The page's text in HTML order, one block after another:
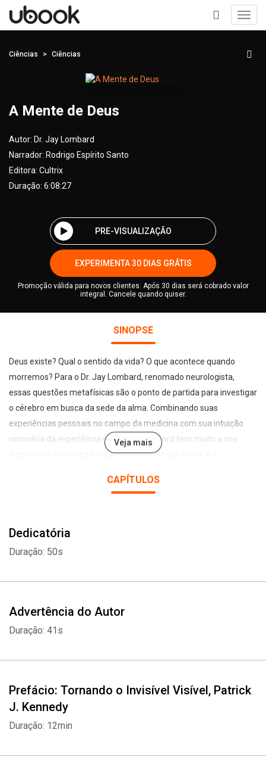
+
Ciências Ciências
A Mente de Deus
Autor: Dr. Jay Lombard
Narrador: Rodrigo Espírito Santo
Editora: Cultrix
Duração: 6:08:27
PRE-VISUALIZAÇÃO
EXPERIMENTA 30 DIAS GRÁTIS
Promoção válida para novos clientes. Após 30 dias será cobrado valor
integral. Cancele quando quiser.
SINOPSE
Deus existe? Qual o sentido da vida? O que acontece quando
morremos? Para o Dr. Jay Lombard, renomado neurologista,
essas questões metafísicas são o ponto de partida para investigar
o cérebro em busca da sede da alma. Combinando suas
experiências pessoais no campo da medicina com sua intuição
visionária da experiência espiritual, Lombard tem muito a nos
dizer sobre a natureza e o poder da fé. Segundo ele, é a
acontece à nossa volta que podem nos levar a uma fé mais
de uma compreensão melhor das crenças mais arraigadas da
humanidade e da forma como vemos e compreendemos o
Veja mais
CAPÍTULOS
Dedicatória
Duração: 50s
Advertência do Autor
Duração: 41s
Prefácio: Tornando o Invisível Visível, Patrick
J. Kennedy
Duração: 12min